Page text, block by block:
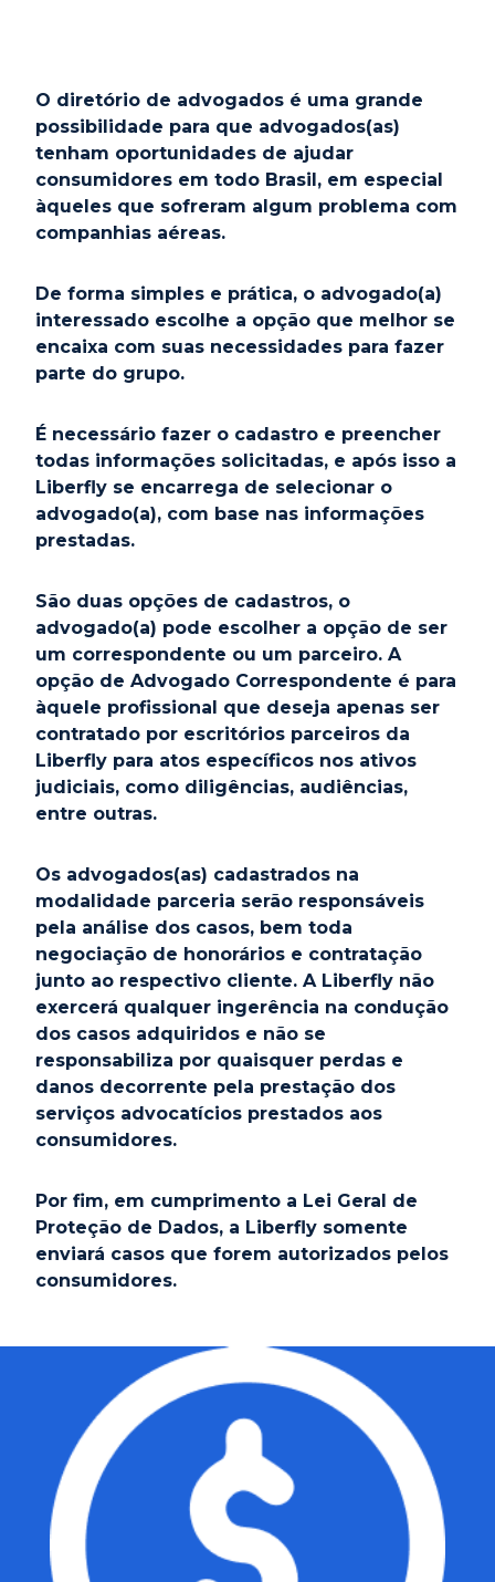
O diretório de advogados é uma grande
possibilidade para que advogados(as)
tenham oportunidades de ajudar
consumidores em todo Brasil, em especial
àqueles que sofreram algum problema com
companhias aéreas.
De forma simples e prática, o advogado(a)
interessado escolhe a opção que melhor se
encaixa com suas necessidades para fazer
parte do grupo.
É necessário fazer o cadastro e preencher
todas informações solicitadas, e após isso a
Liberfly se encarrega de selecionar o
advogado(a), com base nas informações
prestadas.
São duas opções de cadastros, o
advogado(a) pode escolher a opção de ser
um correspondente ou um parceiro. A
opção de Advogado Correspondente é para
àquele profissional que deseja apenas ser
contratado por escritórios parceiros da
Liberfly para atos específicos nos ativos
judiciais, como diligências, audiências,
entre outras.
Os advogados(as) cadastrados na
modalidade parceria serão responsáveis
pela análise dos casos, bem toda
negociação de honorários e contratação
junto ao respectivo cliente. A Liberfly não
exercerá qualquer ingerência na condução
dos casos adquiridos e não se
responsabiliza por quaisquer perdas e
danos decorrente pela prestação dos
serviços advocatícios prestados aos
consumidores.
Por fim, em cumprimento a Lei Geral de
Proteção de Dados, a Liberfly somente
enviará casos que forem autorizados pelos
consumidores.